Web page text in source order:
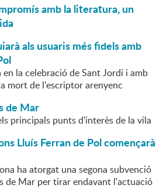
amb la literatura, un
als usuaris més fidels amb
la celebració de Sant Jordi i amb
mort de l'escriptor arenyenc
de Mar
principals punts d'interès de la vila
Lluís Ferran de Pol començarà
ha atorgat una segona subvenció
de Mar per tirar endavant l'actuació